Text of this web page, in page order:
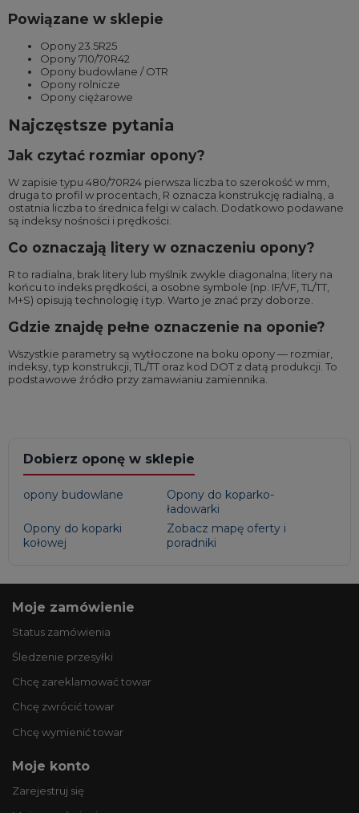
Powiązane w sklepie
Opony 23.5R25
Opony 710/70R42
Opony budowlane / OTR
Opony rolnicze
Opony ciężarowe
Najczęstsze pytania
Jak czytać rozmiar opony?
W zapisie typu 480/70R24 pierwsza liczba to szerokość w mm,
druga to profil w procentach, R oznacza konstrukcję radialną, a
ostatnia liczba to średnica felgi w calach. Dodatkowo podawane
są indeksy nośności i prędkości.
Co oznaczają litery w oznaczeniu opony?
R to radialna, brak litery lub myślnik zwykle diagonalna; litery na
końcu to indeks prędkości, a osobne symbole (np. IF/VF, TL/TT,
M+S) opisują technologię i typ. Warto je znać przy doborze.
Gdzie znajdę pełne oznaczenie na oponie?
Wszystkie parametry są wytłoczone na boku opony — rozmiar,
indeksy, typ konstrukcji, TL/TT oraz kod DOT z datą produkcji. To
podstawowe źródło przy zamawianiu zamiennika.
Dobierz oponę w sklepie
opony budowlane
Opony do koparko-
ładowarki
Opony do koparki
kołowej
Zobacz mapę oferty i
poradniki
Moje zamówienie
Status zamówienia
Śledzenie przesyłki
Chcę zareklamować towar
Chcę zwrócić towar
Chcę wymienić towar
Moje konto
Zarejestruj się